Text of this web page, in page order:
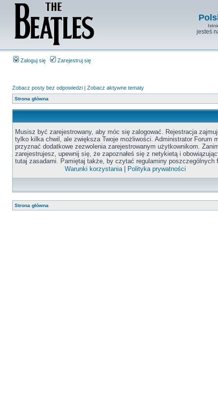
jesteś
Zaloguj się Zarejestruj się
Zobacz posty bez odpowiedzi | Zobacz aktywne tematy
Strona główna
Musisz być zarejestrowany, aby móc się zalogować. Rejestracja
tylko kilka chwil, ale zwiększa Twoje możliwości. Administrator Forum
przyznać dodatkowe zezwolenia zarejestrowanym użytkownikom.
zarejestrujesz, upewnij się, że zapoznałeś się z netykietą i
tutaj zasadami. Pamiętaj także, by czytać regulaminy poszczególnych
Warunki korzystania| Polityka prywatności
Strona główna